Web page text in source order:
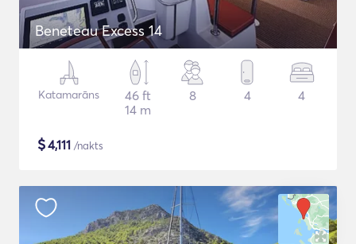
Beneteau Excess 14
Katamarāns
46 ft
14 m
8 4 4
$4,111 /nakts